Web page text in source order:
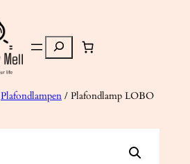
Zoeken
Plafondlampen/ Plafondlamp LOBO